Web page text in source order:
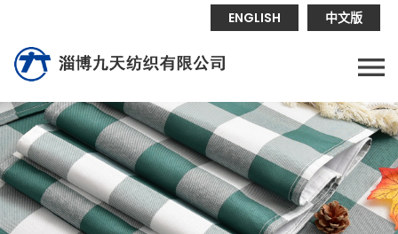
ENGLISH 中文版